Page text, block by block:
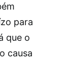
para
que o
causa